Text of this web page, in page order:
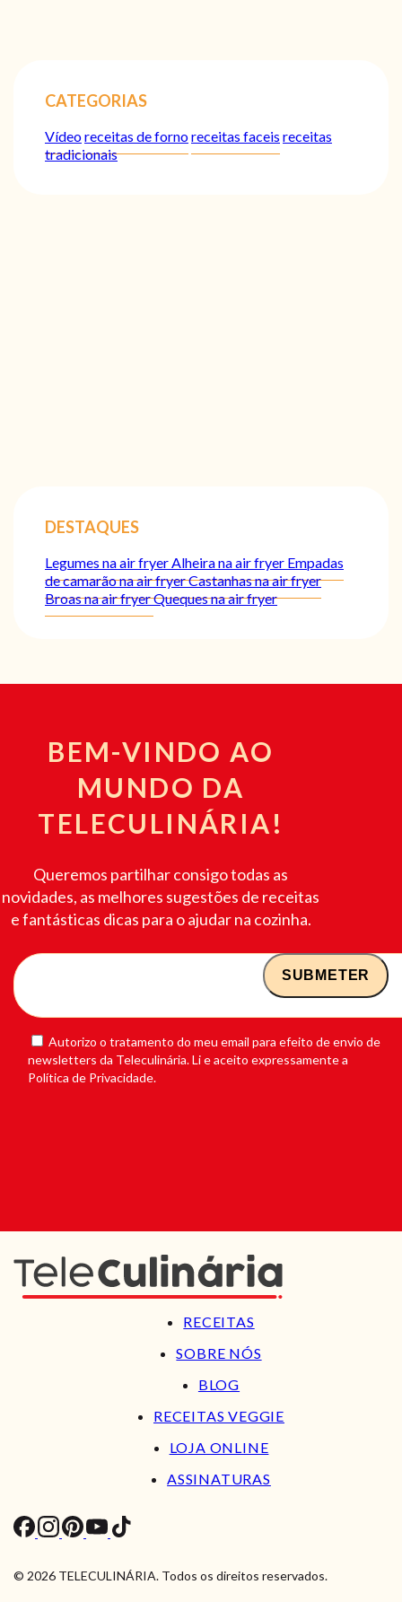
CATEGORIAS
Vídeoreceitas de fornoreceitas faceis receitas
tradicionais
DESTAQUES
Legumes na air fryerAlheira na air fryer Empadas
de camarão na air fryerCastanhas na air fryer
Broas na air fryerQueques na air fryer
BEM-VINDO AO
MUNDO DA
TELECULINÁRIA!
Queremos partilhar consigo todas as
novidades, as melhores sugestões de receitas
e fantásticas dicas para o ajudar na cozinha.
Autorizo o tratamento do meu email para efeito de envio de
newsletters da Teleculinária. Li e aceito expressamente a
Política de Privacidade.
RECEITAS
SOBRE NÓS
BLOG
RECEITAS VEGGIE
LOJA ONLINE
ASSINATURAS
© 2026 TELECULINÁRIA. Todos os direitos reservados.